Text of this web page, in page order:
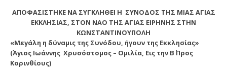
ΑΠΟΦΑΣΙΣΤΗΚΕ ΝΑ ΣΥΓΚΛΗΘΕΙ Η ΣΥΝΟΔΟΣ ΤΗΣ ΜΙΑΣ ΑΓΙΑΣ
ΕΚΚΛΗΣΙΑΣ, ΣΤΟΝ ΝΑΟ ΤΗΣ ΑΓΙΑΣ ΕΙΡΗΝΗΣ ΣΤΗΝ
ΚΩΝΣΤΑΝΤΙΝΟΥΠΟΛΗ
«Μεγάλη η δύναμις της Συνόδου, ήγουν της Εκκλησίας»
(Άγιος Ιωάννης Χρυσόστομος – Ομιλία, Εις την Β΄ Προς
Κορινθίους)